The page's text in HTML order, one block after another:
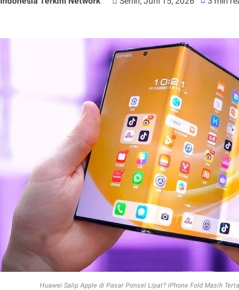
Huawei Salip Apple di Pasar Ponsel Lipat? iPhone Fold Masih